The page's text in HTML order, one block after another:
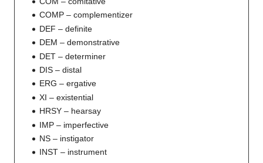
COMP – complementizer
DEF – definite
DEM – demonstrative
DET – determiner
DIS – distal
ERG – ergative
XI – existential
HRSY – hearsay
IMP – imperfective
NS – instigator
INST – instrument